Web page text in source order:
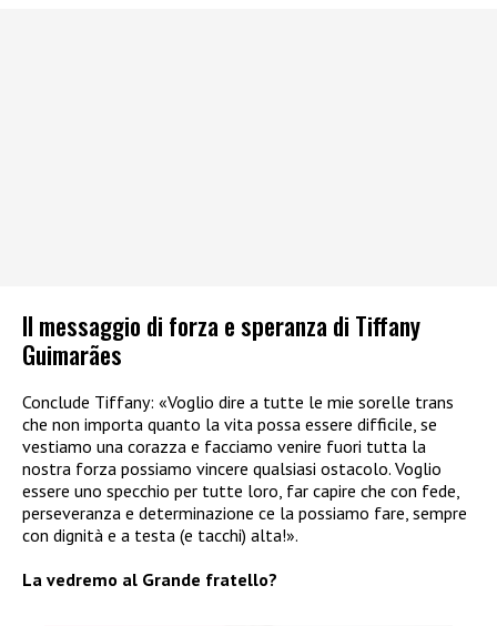
Il messaggio di forza e speranza di Tiffany
Guimarães
Conclude Tiffany: «Voglio dire a tutte le mie sorelle trans
che non importa quanto la vita possa essere difficile, se
vestiamo una corazza e facciamo venire fuori tutta la
nostra forza possiamo vincere qualsiasi ostacolo. Voglio
essere uno specchio per tutte loro, far capire che con fede,
perseveranza e determinazione ce la possiamo fare, sempre
con dignità e a testa (e tacchi) alta!».
La vedremo al Grande fratello?